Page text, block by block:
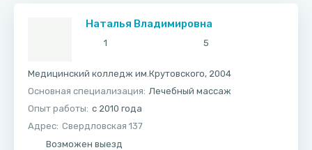
Наталья Владимировна
1 5
Медицинский колледж им.Крутовского, 2004
Основная специализация: Лечебный массаж
Опыт работы: с 2010 года
Адрес:
Свердловская 137
Возможен выезд